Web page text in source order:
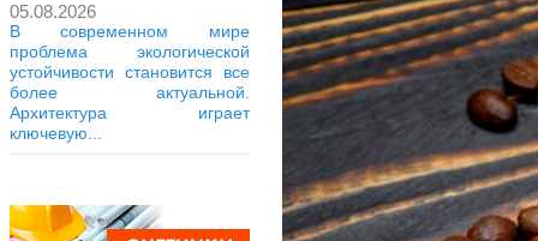
05.08.2026
В современном мире
проблема экологической
устойчивости становится все
более актуальной.
Архитектура играет
ключевую...